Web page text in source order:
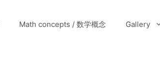
Math concepts / 数学概念 Gallery